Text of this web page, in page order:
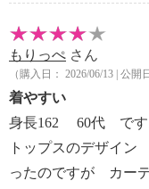
もりっぺ さん
（購入日： 2026/06/13 | 公開
着やすい
身長162 60代 です
トップスのデザイ
ったのですが カー